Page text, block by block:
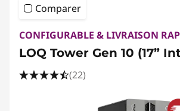
Comparer
CONFIGURABLE & LIVRAISON
LOQ Tower Gen 10 (17”
(22)